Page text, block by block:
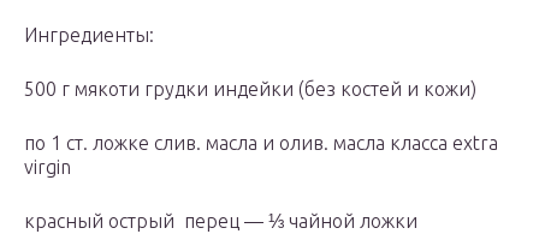
Ингредиенты:
500 г мякоти грудки индейки (без костей и кожи)
по 1 ст. ложке слив. масла и олив. масла класса extra
virgin
красный острый перец — ⅓ чайной ложки